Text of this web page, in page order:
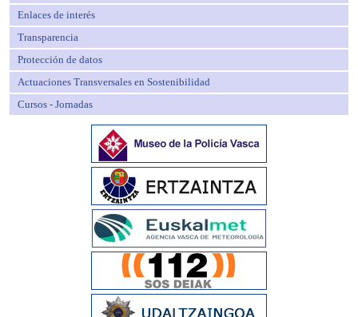
Enlaces de interés
Transparencia
Protección de datos
Actuaciones Transversales en Sostenibilidad
Cursos - Jornadas